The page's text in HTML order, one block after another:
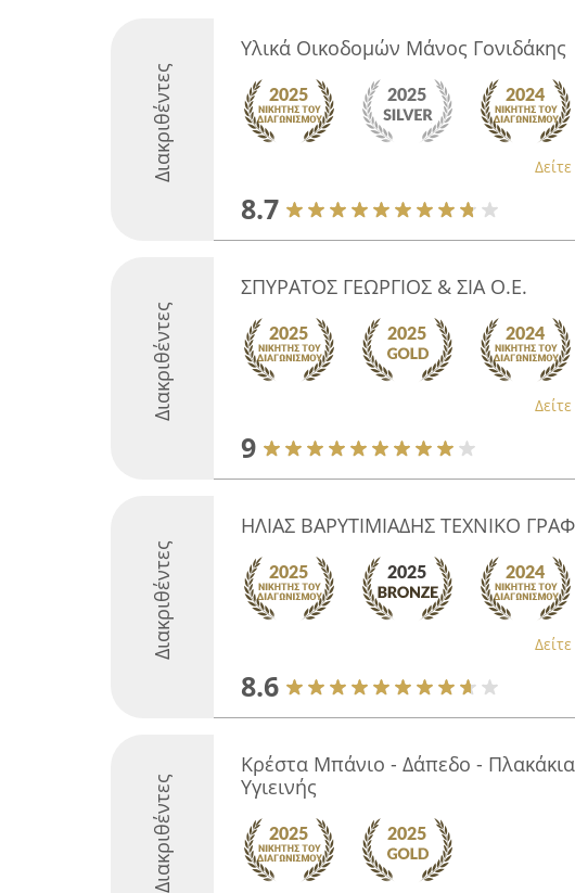
Διακριθέντες
Υλικά Οικοδομών Μάνος Γονιδάκης
8.7
Διακριθέντες
ΣΠΥΡΑΤΟΣ ΓΕΩΡΓΙΟΣ & ΣΙΑ Ο.Ε.
9
Διακριθέντες
ΗΛΙΑΣ ΒΑΡΥΤΙΜΙΑΔΗΣ ΤΕΧΝΙΚΟ
8.6
Διακριθέντες
Κρέστα Μπάνιο - Δάπεδο -
Υγιεινής